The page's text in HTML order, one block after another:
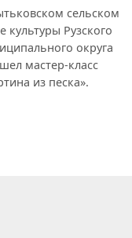
сельском
культуры Рузского
округа
мастер-класс
из песка».